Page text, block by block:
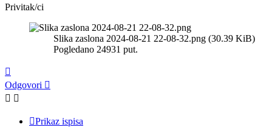
Privitak/ci
Slika zaslona 2024-08-21 22-08-32.png (30.39 KiB)
Pogledano 24931 put.
Odgovori
Prikaz ispisa